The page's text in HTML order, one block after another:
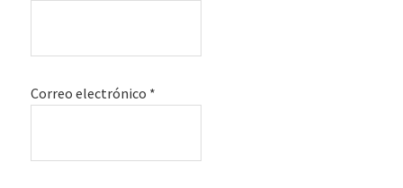
Correo electrónico *